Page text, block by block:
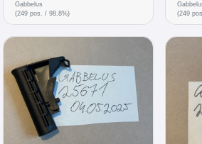
Gabbelus
(249 pos. / 98.8%)
(249